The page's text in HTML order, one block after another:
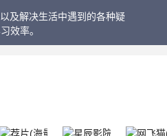
及解决生活中遇到的各种疑
效率。